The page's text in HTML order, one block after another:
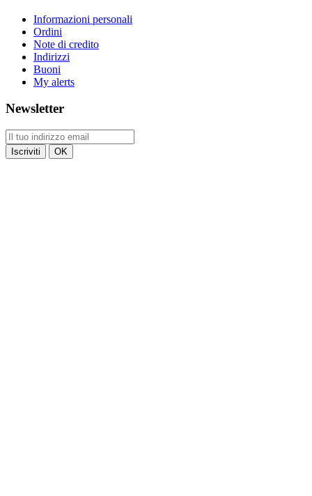
Informazioni personali
Ordini
Note di credito
Indirizzi
Buoni
My alerts
Newsletter